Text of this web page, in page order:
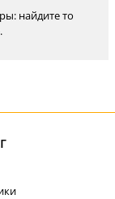
найдите то